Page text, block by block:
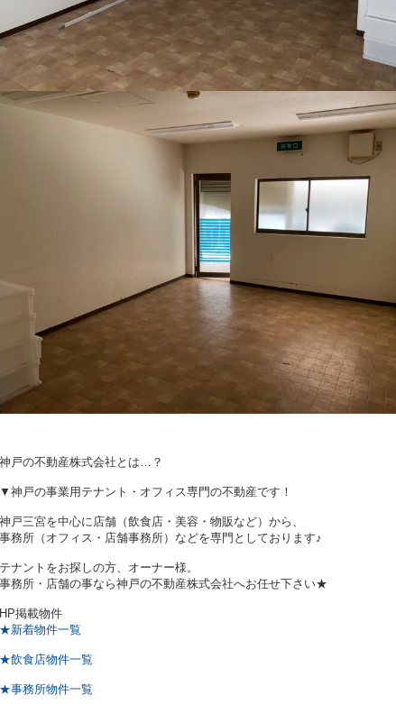
神戸の不動産株式会社とは…？
▼神戸の事業用テナント・オフィス専門の不動産です！
神戸三宮を中心に店舗（飲食店・美容・物販など）から、
事務所（オフィス・店舗事務所）などを専門としております♪
テナントをお探しの方、オーナー様。
事務所・店舗の事なら神戸の不動産株式会社へお任せ下さい★
HP掲載物件
★新着物件一覧
★飲食店物件一覧
★事務所物件一覧